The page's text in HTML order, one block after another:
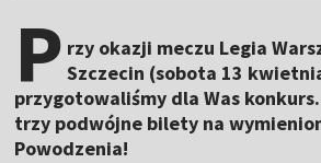
P rzy okazji meczu Legia
Szczecin (sobota 13
przygotowaliśmy dla Was
trzy podwójne bilety na
Powodzenia!